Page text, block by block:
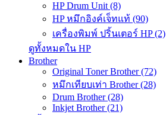
HP Drum Unit (8)
HP หมึกอิงค์เจ็ทแท้ (90)
เครื่องพิมพ์ ปริ้นเตอร์ HP (2)
ดูทั้งหมดใน HP
Brother
Original Toner Brother (72)
หมึกเทียบเท่า Brother (28)
Drum Brother (28)
Inkjet Brother (21)